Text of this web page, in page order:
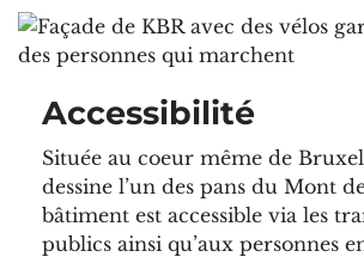
Accessibilité
Située au coeur même de
dessine l’un des pans du Mont
bâtiment est accessible via les
publics ainsi qu’aux personnes